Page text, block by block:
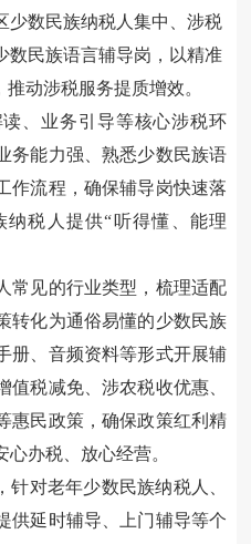
少数民族纳税人集中、涉税
数民族语言辅导岗，以精准
推动涉税服务提质增效。
、业务引导等核心涉税环
务能力强、熟悉少数民族语
作流程，确保辅导岗快速落
纳税人提供“听得懂、能理
常见的行业类型，梳理适配
转化为通俗易懂的少数民族
册、音频资料等形式开展辅
税减免、涉农税收优惠、
惠民政策，确保政策红利精
办税、放心经营。
针对老年少数民族纳税人、
供延时辅导、上门辅导等个